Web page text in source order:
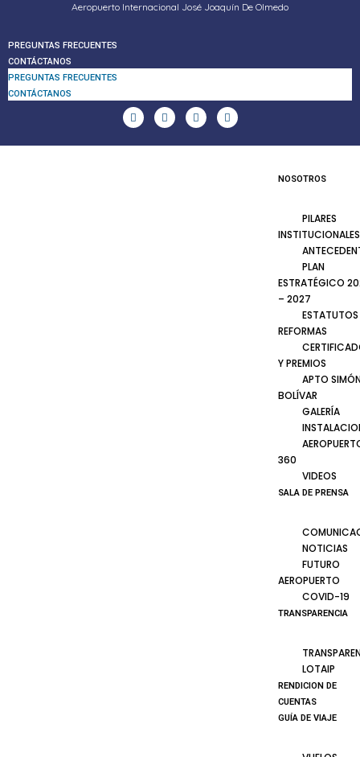
Aeropuerto Internacional José Joaquín De Olmedo
PREGUNTAS FRECUENTES
CONTÁCTANOS
PREGUNTAS FRECUENTES
CONTÁCTANOS
NOSOTROS
PILARES
INSTITUCIONALES
PLAN
ESTRATÉGICO
– 2027
ESTATUTOS
REFORMAS
Y PREMIOS
APTO
BOLÍVAR
GALERÍA
360
VIDEOS
SALA DE PRENSA
NOTICIAS
FUTURO
AEROPUERTO
COVID-19
TRANSPARENCIA
LOTAIP
RENDICION DE
CUENTAS
GUÍA DE VIAJE